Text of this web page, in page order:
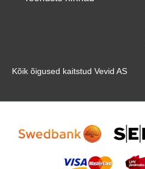
Kõik õigused kaitstud Vevid AS